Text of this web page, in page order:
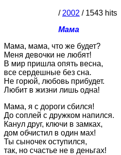
/ 2002 / 1543 hits
Мама, мама, что же будет?
Меня девочки не любят!
В мир пришла опять весна,
все сердешные без сна.
Не горюй, любовь прибудет.
Любит в жизни лишь одна!
Мама, я с дороги сбился!
До соплей с дружком напился.
Канул друг, ключи в замках,
дом обчистил в один мах!
Ты сыночек оступился,
так, но счастье не в деньгах!